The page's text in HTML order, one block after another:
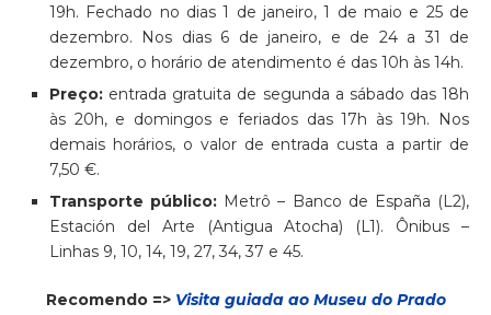
19h. Fechado no dias 1 de janeiro, 1 de maio e 25 de
dezembro. Nos dias 6 de janeiro, e de 24 a 31 de
dezembro, o horário de atendimento é das 10h às 14h.
Preço: entrada gratuita de segunda a sábado das 18h
às 20h, e domingos e feriados das 17h às 19h. Nos
demais horários, o valor de entrada custa a partir de
7,50 €.
Transporte público: Metrô – Banco de España (L2),
Estación del Arte (Antigua Atocha) (L1). Ônibus –
Linhas 9, 10, 14, 19, 27, 34, 37 e 45.
Recomendo => Visita guiada ao Museu do Prado